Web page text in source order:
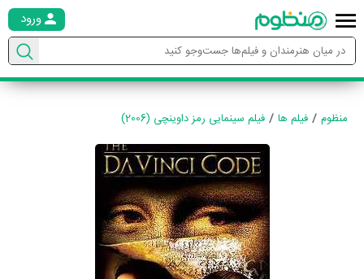
ورود
منظوم فیلم ها فیلم سینمایی رمز داوینچی (2006)